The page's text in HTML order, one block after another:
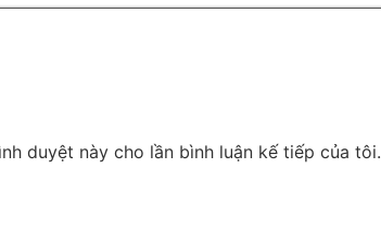
duyệt này cho lần bình luận kế tiếp của tôi.